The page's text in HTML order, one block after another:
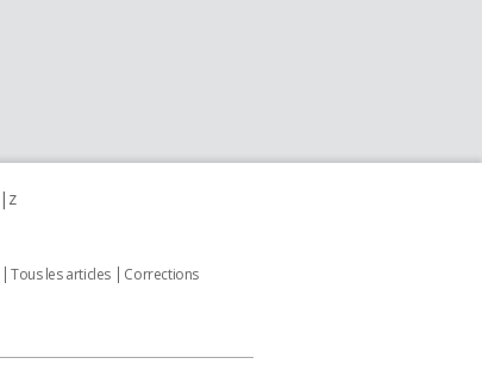
z
Tous les articles
Corrections